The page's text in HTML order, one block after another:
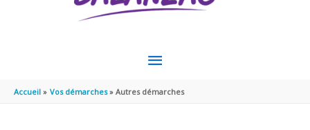
MENU
PRINCIPAL
Accueil Vos démarches Autres démarches